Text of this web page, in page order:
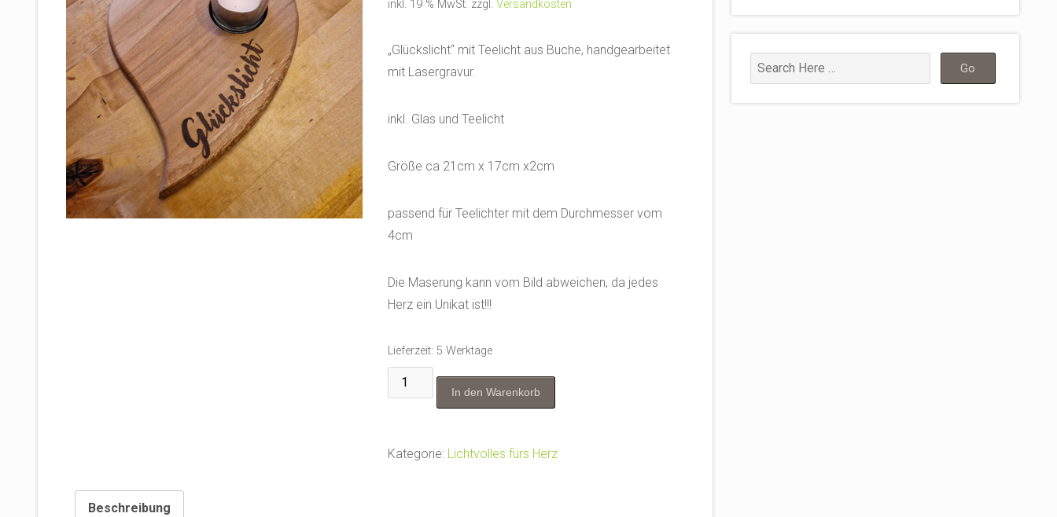
inkl. 19 % MwSt. zzgl. Versandkosten
„Glückslicht“ mit Teelicht aus Buche, handgearbeitet
mit Lasergravur.
inkl. Glas und Teelicht
Größe ca 21cm x 17cm x2cm
passend für Teelichter mit dem Durchmesser vom
4cm
Die Maserung kann vom Bild abweichen, da jedes
Herz ein Unikat ist!!!
Lieferzeit: 5 Werktage
"Glückslicht"
mit
Buche
In den Warenkorb
Kategorie: Lichtvolles fürs Herz
Beschreibung